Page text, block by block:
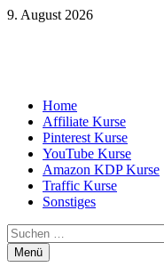
Zum
9. August 2026
Home
Affiliate Kurse
Pinterest Kurse
YouTube Kurse
Amazon KDP Kurse
Traffic Kurse
Sonstiges
Suchen
nach:
Menü